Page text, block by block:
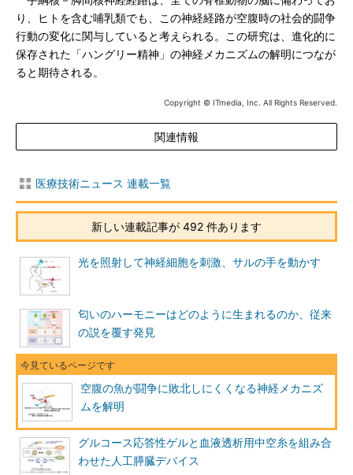
り、ヒトを含む哺乳類でも、この神経経路が空腹時の社会的闘争
行動の変化に関与していると考えられる。この研究は、進化的に
保存された「ハングリー精神」の神経メカニズムの解明につなが
ると期待される。
Copyright © ITmedia, Inc. All Rights Reserved.
関連情報
医療技術ニュース 連載一覧
新しい連載記事が 492 件あります
光を照射して神経細胞を刺激、サルの手を動かす
匂いのハーモニーはどのように生まれるのか、従来
の説を覆す発見
空腹の魚が闘争に敗北しにくくなる神経メカニズ
ムを解明
グルコース応答性ゲルと血液透析用中空糸を組み合
わせた人工膵臓デバイス